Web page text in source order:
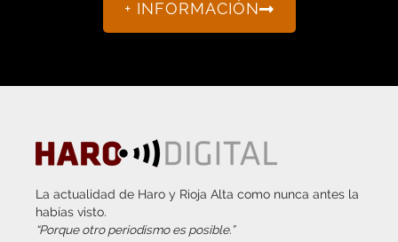
+ INFORMACIÓN
La actualidad de Haro y Rioja Alta como nunca antes la
habías visto.
“Porque otro periodismo es posible.”